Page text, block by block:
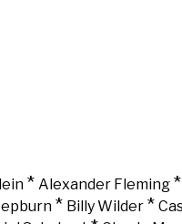
* Alexander Fleming*
* Billy Wilder*